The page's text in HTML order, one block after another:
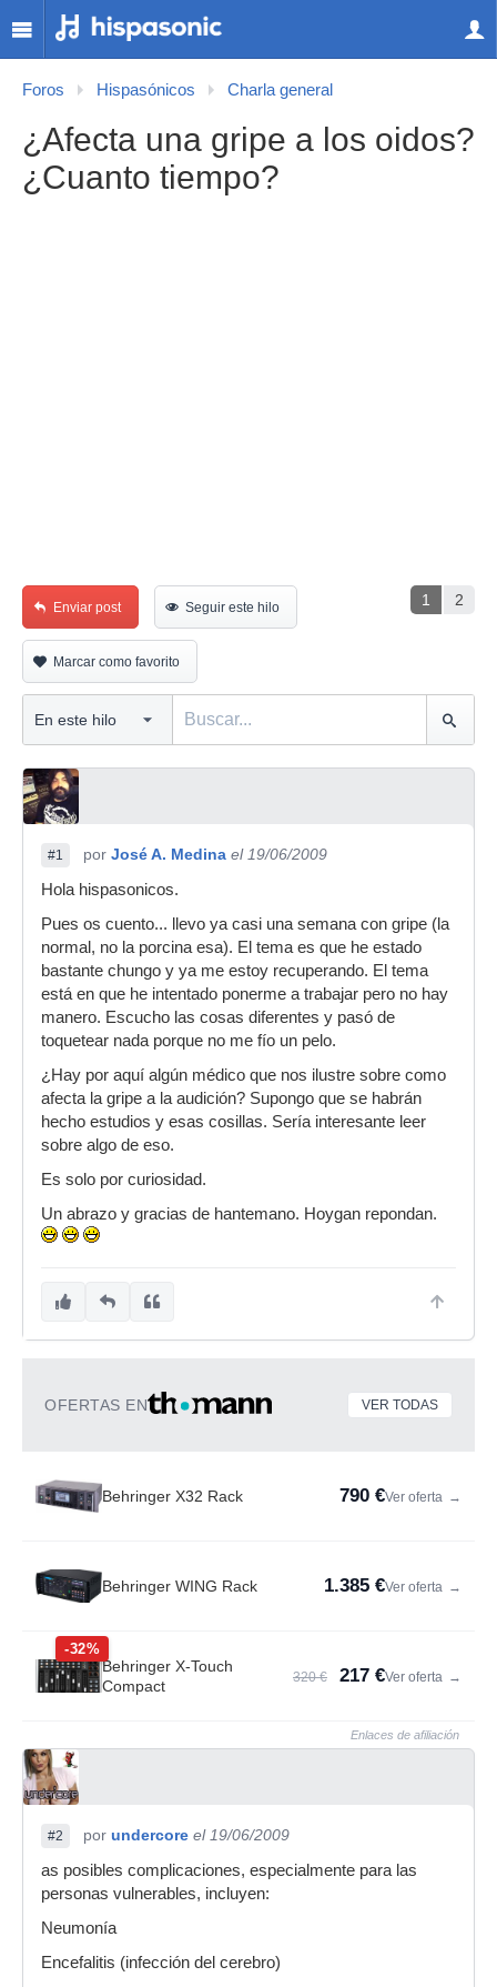
Foros Hispasónicos Charla general
¿Afecta una gripe a los oidos?
¿Cuanto tiempo?
1 2
Enviar post Seguir este hilo
Marcar como favorito
#1 por José A. Medina el 19/06/2009
Hola hispasonicos.
Pues os cuento... llevo ya casi una semana con gripe (la
normal, no la porcina esa). El tema es que he estado
bastante chungo y ya me estoy recuperando. El tema
está en que he intentado ponerme a trabajar pero no hay
manero. Escucho las cosas diferentes y pasó de
toquetear nada porque no me fío un pelo.
¿Hay por aquí algún médico que nos ilustre sobre como
afecta la gripe a la audición? Supongo que se habrán
hecho estudios y esas cosillas. Sería interesante leer
sobre algo de eso.
Es solo por curiosidad.
Un abrazo y gracias de hantemano. Hoygan repondan.
OFERTAS EN VER TODAS
Behringer X32 Rack 790 €Ver oferta →
Behringer WING Rack 1.385 €Ver oferta →
-32%
Behringer X-Touch
Compact
320 € 217 €Ver oferta →
Enlaces de afiliación
#2 por undercore el 19/06/2009
as posibles complicaciones, especialmente para las
personas vulnerables, incluyen:
Neumonía
Encefalitis (infección del cerebro)